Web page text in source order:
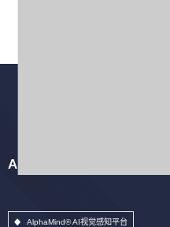
AlphaMind® AI视觉感知平
AlphaMind® AI视觉感知平台